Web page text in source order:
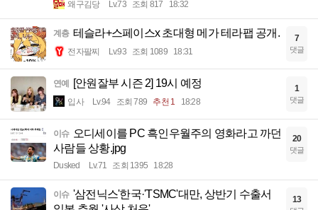
왜구김당 Lv.73 조회 817 18:32
계층 테슬라+스페이스x 초대형 메가 테라팹 공개.
전자팔찌 Lv.93 조회 1089 18:31
7
댓글
연예 [안원잘부 시즌 2] 19시 예정
입사 Lv.94 조회 789 추천 1 18:28
1
댓글
이슈 오디세이를 PC 흑인우월주의 영화라고 까던
사람들 상황.jpg
Dusked Lv.71 조회 1395 18:28
20
댓글
이슈 '삼전닉스'한국·'TSMC'대만, 상반기 수출서
13